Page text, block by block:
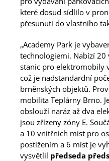
CZ
které dosud sídlilo v
přesunutí do vlastního
„Academy Park je
technologiemi. Nabízí
stanic pro elektromobily
což je nadstandardní
brněnských objektů.
mobilita Teplárny Brno.
obslouží naráz až dva
jsou zřízeny zóny E.
a 10 vnitřních míst pro
postižením a 6 míst je
vysvětlil předseda